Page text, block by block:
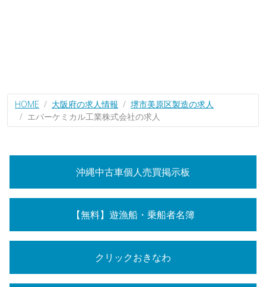
HOME 大阪府の求人情報
堺市美原区製造の求人
エバーケミカル工業株式会社の求人
沖縄中古車個人売買掲示板
【無料】遊漁船・乗船者名簿
クリックおきなわ